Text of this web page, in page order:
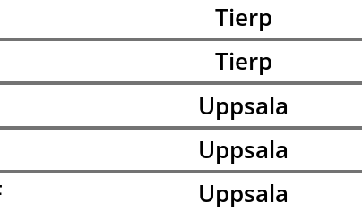
Tierp
Tierp
Uppsala
Uppsala
Uppsala